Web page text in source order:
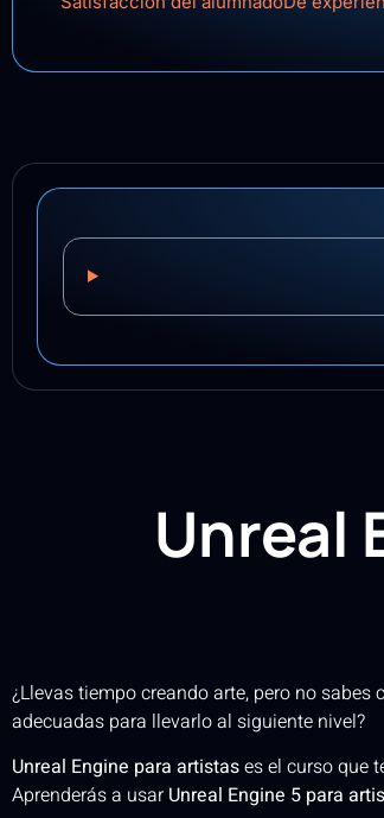
Unreal
¿Llevas tiempo creando arte, pero no
adecuadas para llevarlo al siguiente nivel?
Unreal Engine para artistases el curso que
Aprenderás a usar Unreal Engine 5 para